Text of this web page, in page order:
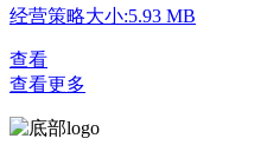
经营策略大小:5.93 MB
查看
查看更多